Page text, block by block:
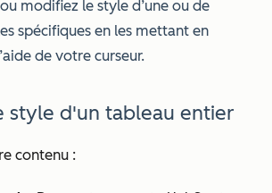
modifiez le style d’une ou de
spécifiques en les mettant en
de votre curseur.
style d'un tableau entier
contenu :